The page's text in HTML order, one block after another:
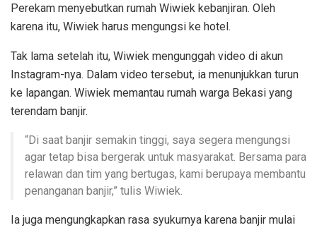
Perekam menyebutkan rumah Wiwiek kebanjiran. Oleh
karena itu, Wiwiek harus mengungsi ke hotel.
Tak lama setelah itu, Wiwiek mengunggah video di akun
Instagram-nya. Dalam video tersebut, ia menunjukkan turun
ke lapangan. Wiwiek memantau rumah warga Bekasi yang
terendam banjir.
“Di saat banjir semakin tinggi, saya segera mengungsi
agar tetap bisa bergerak untuk masyarakat. Bersama para
relawan dan tim yang bertugas, kami berupaya membantu
penanganan banjir,” tulis Wiwiek.
Ia juga mengungkapkan rasa syukurnya karena banjir mulai